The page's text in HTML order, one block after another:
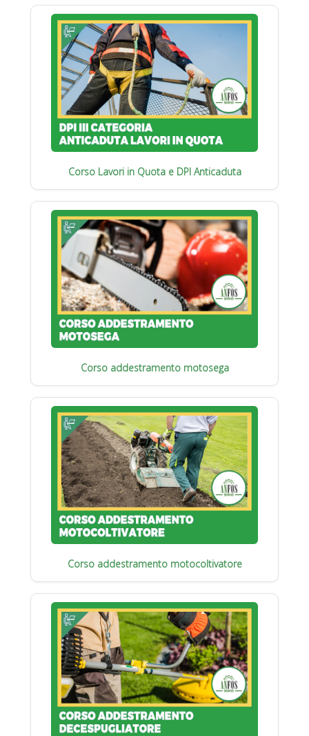
Corso Lavori in Quota e DPI Anticaduta
Corso addestramento motosega
Corso addestramento motocoltivatore